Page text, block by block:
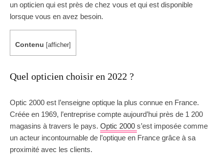
un opticien qui est près de chez vous et qui est disponible
lorsque vous en avez besoin.
Contenu [afficher]
Quel opticien choisir en 2022 ?
Optic 2000 est l’enseigne optique la plus connue en France.
Créée en 1969, l’entreprise compte aujourd’hui près de 1 200
magasins à travers le pays. Optic 2000 s’est imposée comme
un acteur incontournable de l’optique en France grâce à sa
proximité avec les clients.